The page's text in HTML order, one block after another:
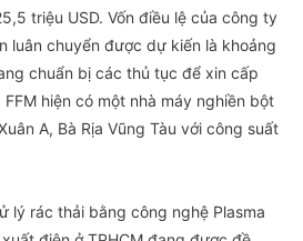
triệu USD. Vốn điều lệ của công ty
luân chuyển được dự kiến là khoảng
chuẩn bị các thủ tục để xin cấp
hiện có một nhà máy nghiền bột
A, Bà Rịa Vũng Tàu với công suất
rác thải bằng công nghệ Plasma